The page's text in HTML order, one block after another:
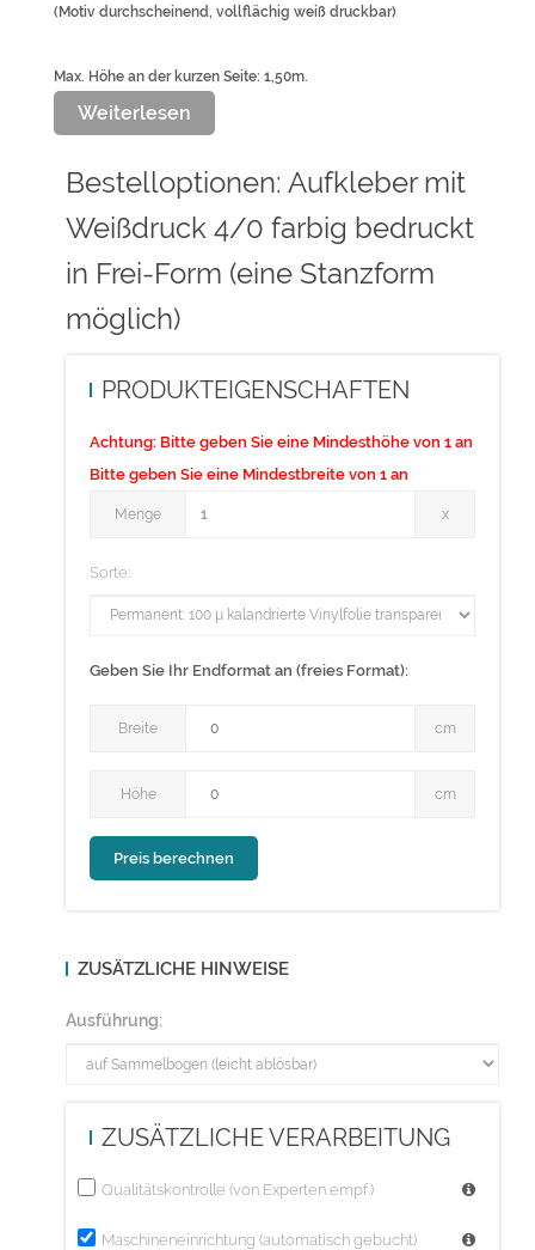
(Motiv durchscheinend, vollflächig weiß druckbar)
Max. Höhe an der kurzen Seite: 1,50m.
Die Daten als pdf-Datei in CMYK mit 300 dpi anlegen.
Endformat: Ihr eigenes Wunschformat
Datenformat: Bitte umlaufend 3mm größer als das Endformat.
Bitte beachten Sie:
Für den Konturschnitt benötigen wir von Ihnen in der pdf-
Linie mit einer Volltonfarbe ein, die Sie cutkontur nennen und
Weiterlesen
Bestelloptionen: Aufkleber mit
Weißdruck 4/0 farbig bedruckt
in Frei-Form (eine Stanzform
möglich)
PRODUKTEIGENSCHAFTEN
Achtung: Bitte geben Sie eine Mindesthöhe von 1 an
Bitte geben Sie eine Mindestbreite von 1 an
MengeMenge x
Sorte:
Geben Sie Ihr Endformat an (freies Format):
BreiteBreite cm
HöheHöhe cm
ZUSÄTZLICHE HINWEISE
Ausführung:
ZUSÄTZLICHE VERARBEITUNG
Qualitätskontrolle (von Experten empf.)
Maschineneinrichtung (automatisch gebucht)